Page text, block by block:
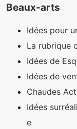
Beaux-arts
Idées pour
La rubrique
Idées de
Idées de
Chaudes
Idées
e